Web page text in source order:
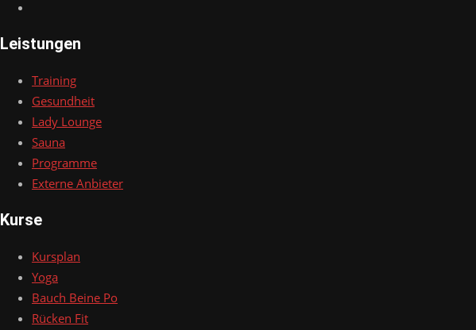
Leistungen
Training
Gesundheit
Lady Lounge
Sauna
Programme
Externe Anbieter
Kurse
Kursplan
Yoga
Bauch Beine Po
Rücken Fit